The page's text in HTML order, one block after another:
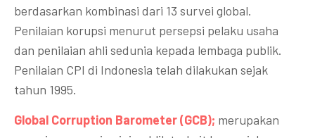
berdasarkan kombinasi dari 13 survei global.
Penilaian korupsi menurut persepsi pelaku usaha
dan penilaian ahli sedunia kepada lembaga publik.
Penilaian CPI di Indonesia telah dilakukan sejak
tahun 1995.
Global Corruption Barometer (GCB); merupakan